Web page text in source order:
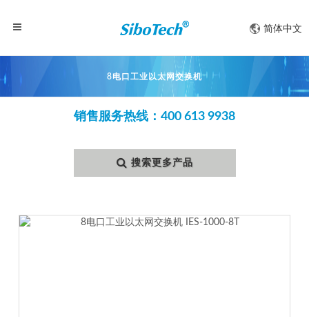
简体中文
8电口工业以太网交换机
销售服务热线：400 613 9938
搜索更多产品